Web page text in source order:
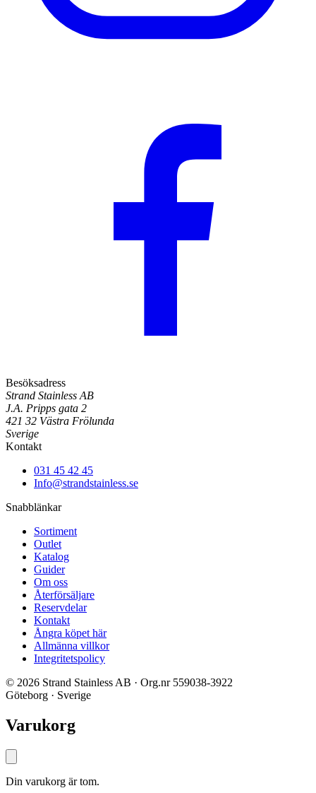
Besöksadress
Strand Stainless AB
J.A. Pripps gata 2
421 32 Västra Frölunda
Sverige
Kontakt
031 45 42 45
Info@strandstainless.se
Snabblänkar
Sortiment
Outlet
Katalog
Guider
Om oss
Återförsäljare
Reservdelar
Kontakt
Ångra köpet här
Allmänna villkor
Integritetspolicy
© 2026 Strand Stainless AB · Org.nr 559038-3922
Göteborg · Sverige
Varukorg
Din varukorg är tom.